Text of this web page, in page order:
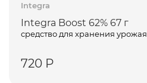
Integra
Integra Boost 62% 67 г
средство для хранения урожая
720 Р